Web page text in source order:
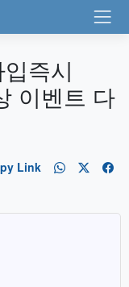
즉시
이벤트 다
Link